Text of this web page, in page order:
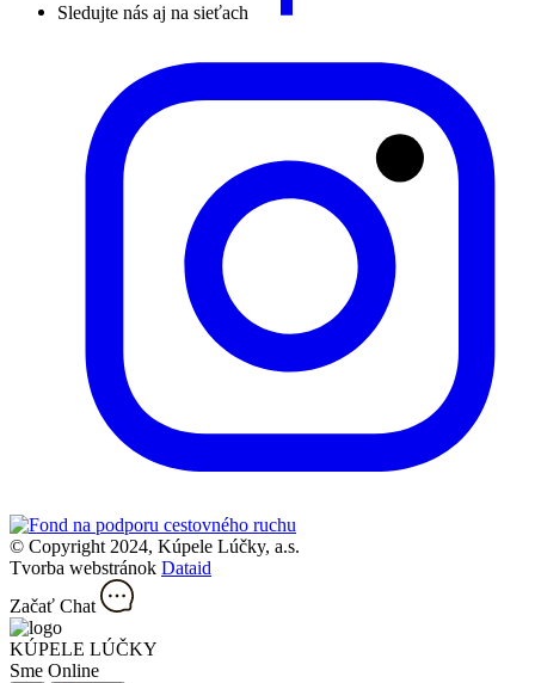
Sledujte nás aj na sieťach
© Copyright 2024, Kúpele Lúčky, a.s.
Tvorba webstránok Dataid
Začať Chat
KÚPELE LÚČKY
Sme Online